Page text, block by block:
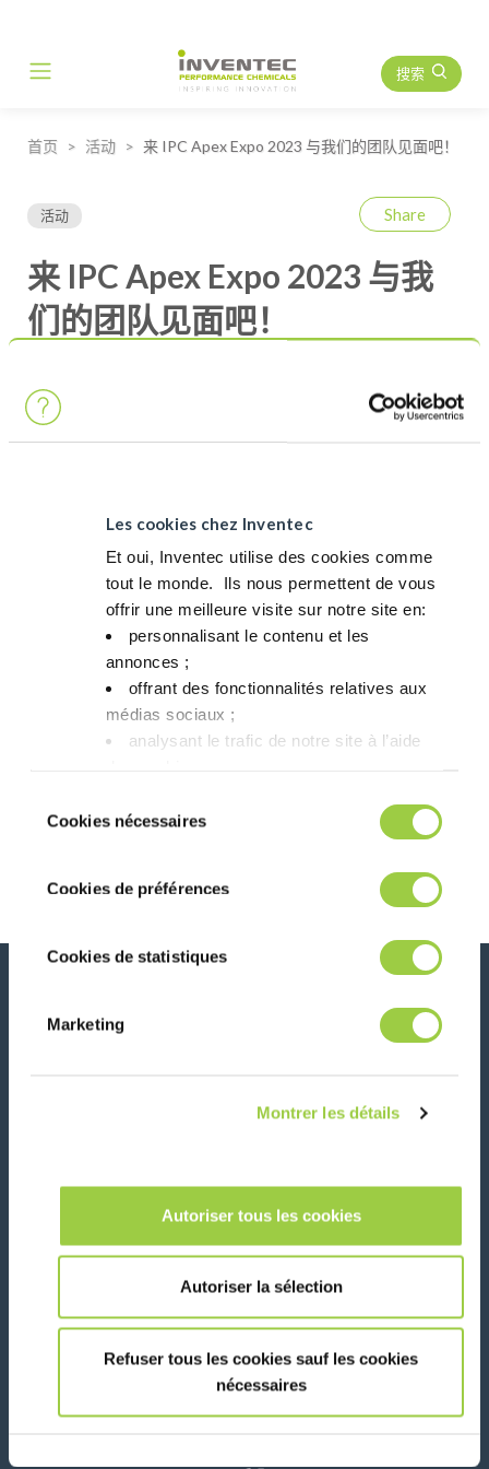
Les cookies chez Inventec
Et oui, Inventec utilise des cookies comme
tout le monde. ​ Ils nous permettent de vous
offrir une meilleure visite sur notre site en:​
personnalisant le contenu et les
annonces ;​
offrant des fonctionnalités relatives aux
médias sociaux ; ​
analysant le trafic de notre site à l’aide
refuser ou de les paramétrer.​ Pas de
panique, vous pourrez également modifier à
tout moment vos choix dans l'onglet Gérer
les cookies.​ ​ ​
duCookies nécessaires
Cookies de préférences
Cookies de statistiques
Marketing
Montrer les détails
Autoriser tous les cookies
Autoriser la sélection
Refuser tous les cookies sauf les cookies
nécessaires
Main Navigation 搜索
首页 活动 来 IPC Apex Expo 2023 与我们的团队见面吧！
活动 Share
来 IPC Apex Expo 2023 与我
们的团队见面吧！
相约！
视
00:00
Post navigation
Previous article
CHEMICALS USA
牌。
Next article
与我们的时事通讯保持联系！
在社交媒体上关注我们
联系我们